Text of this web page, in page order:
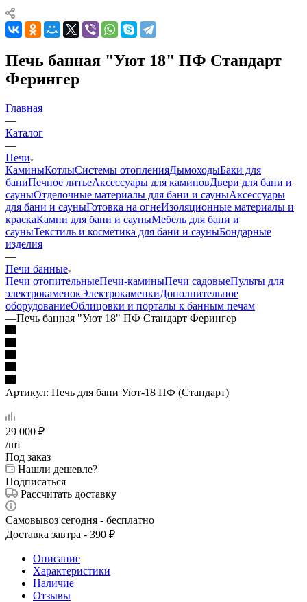
Печь банная "Уют 18" ПФ Стандарт
Ферингер
Главная
—
Каталог
—
Печи
КаминыКотлыСистемы отопленияДымоходыБаки для
баниПечное литьеАксессуары для каминовДвери для бани и
сауныОтделочные материалы для бани и сауныАксессуары
для бани и сауныГотовка на огнеИзоляционные материалы и
краскаКамни для бани и сауныМебель для бани и
сауныТекстиль и косметика для бани и сауныБондарные
изделия
—
Печи банные
Печи отопительныеПечи-каминыПечи садовыеПульты для
электрокаменокЭлектрокаменкиДополнительное
оборудованиеОблицовки и порталы к банным печам
—Печь банная "Уют 18" ПФ Стандарт Ферингер
Артикул: Печь для бани Уют-18 ПФ (Стандарт)
29 000 ₽
/шт
Под заказ
Нашли дешевле?
Подписаться
Рассчитать доставку
Самовывоз сегодня - бесплатно
Доставка завтра - 390 ₽
Описание
Характеристики
Наличие
Отзывы